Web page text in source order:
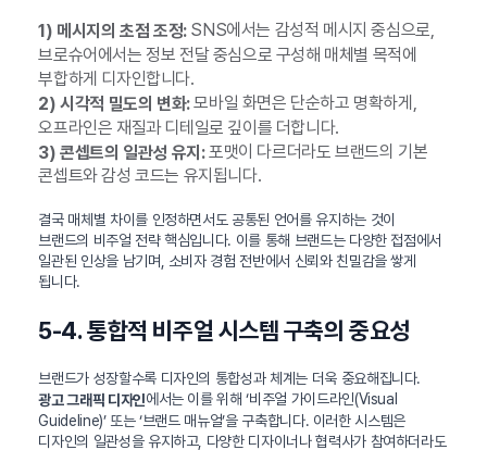
1) 메시지의 초점 조정:SNS에서는 감성적 메시지 중심으로,
브로슈어에서는 정보 전달 중심으로 구성해 매체별 목적에
부합하게 디자인합니다.
2) 시각적 밀도의 변화:모바일 화면은 단순하고 명확하게,
오프라인은 재질과 디테일로 깊이를 더합니다.
3) 콘셉트의 일관성 유지:포맷이 다르더라도 브랜드의 기본
콘셉트와 감성 코드는 유지됩니다.
결국 매체별 차이를 인정하면서도 공통된 언어를 유지하는 것이
브랜드의 비주얼 전략 핵심입니다. 이를 통해 브랜드는 다양한 접점에서
일관된 인상을 남기며, 소비자 경험 전반에서 신뢰와 친밀감을 쌓게
됩니다.
5-4. 통합적 비주얼 시스템 구축의 중요성
브랜드가 성장할수록 디자인의 통합성과 체계는 더욱 중요해집니다.
광고 그래픽 디자인에서는 이를 위해 ‘비주얼 가이드라인(Visual
Guideline)’ 또는 ‘브랜드 매뉴얼’을 구축합니다. 이러한 시스템은
디자인의 일관성을 유지하고, 다양한 디자이너나 협력사가 참여하더라도